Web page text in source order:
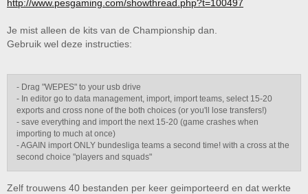
http://www.pesgaming.com/showthread.php?t=100497
Je mist alleen de kits van de Championship dan.
Gebruik wel deze instructies:
- Drag "WEPES" to your usb drive
- In editor go to data management, import, import teams, select 15-20
exports and cross none of the both choices (or you'll lose transfers!)
- save everything and import the next 15-20 (game crashes when
importing to much at once)
- AGAIN import ONLY bundesliga teams a second time! with a cross at the
second choice "players and squads"
Zelf trouwens 40 bestanden per keer geimporteerd en dat werkte